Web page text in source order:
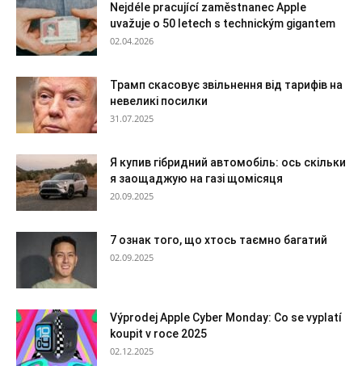
Nejdéle pracující zaměstnanec Apple
uvažuje o 50 letech s technickým gigantem
02.04.2026
Трамп скасовує звільнення від тарифів на
невеликі посилки
31.07.2025
Я купив гібридний автомобіль: ось скільки
я заощаджую на газі щомісяця
20.09.2025
7 ознак того, що хтось таємно багатий
02.09.2025
Výprodej Apple Cyber Monday: Co se vyplatí
koupit v roce 2025
02.12.2025